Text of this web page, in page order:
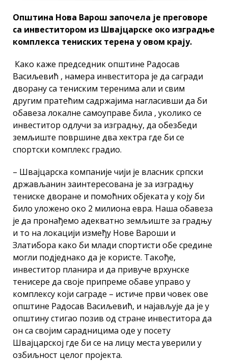
Општина Нова Варош започела је преговоре
са инвеститором из Швајцарске око изградње
комплекса тениских терена у овом крају.
Како каже председник општине Радосав
Васиљевић , намера инвеститора је да сагради
дворану са тениским теренима али и свим
другим пратећим садржајима нагласивши да би
обавеза локалне самоуправе била , уколико се
инвеститор одлучи за изградњу, да обезбеди
земљиште површине два хектра где би се
спортски комплекс градио.
– Швајцарска компаније чији је власник српски
држављанин заинтересована је за изградњу
тениске дворане и помоћних објеката у коју би
било уложено око 2 милиона евра. Наша обавеза
је да пронађемо адекватно земљиште за градњу
и то на локацији између Нове Вароши и
Златибора како би млади спортисти обе средине
могли подједнако да је користе. Такође,
инвеститор планира и да привуче врхунске
тенисере да своје припреме обаве управо у
комплексу који саграде – истиче први човек ове
општине Радосав Васиљевић, и најављује да је у
општину стигао позив од стране инвеститора да
он са својим сарадницима оде у посету
Швајцарској где би се на лицу места уверили у
озбиљност целог пројекта.